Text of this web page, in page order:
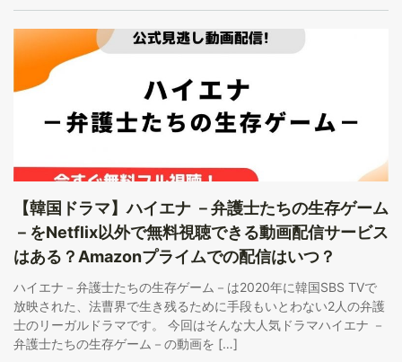
【韓国ドラマ】ハイエナ －弁護士たちの生存ゲーム
－をNetflix以外で無料視聴できる動画配信サービス
はある？Amazonプライムでの配信はいつ？
ハイエナ－弁護士たちの生存ゲーム－は2020年に韓国SBS TVで
放映された、法曹界で生き残るために手段もいとわない2人の弁護
士のリーガルドラマです。 今回はそんな大人気ドラマハイエナ －
弁護士たちの生存ゲーム－の動画を […]